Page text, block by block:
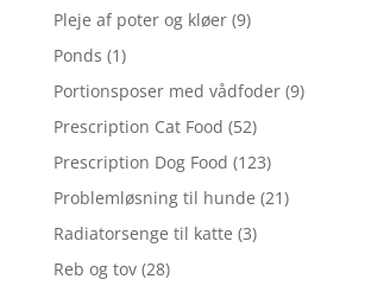
Pleje af poter og kløer (9)
Ponds (1)
Portionsposer med vådfoder (9)
Prescription Cat Food (52)
Prescription Dog Food (123)
Problemløsning til hunde (21)
Radiatorsenge til katte (3)
Reb og tov (28)